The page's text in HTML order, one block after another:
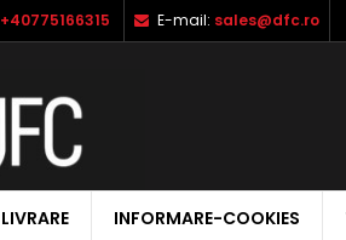
+40775166315 E-mail: sales@dfc.ro
LIVRARE INFORMARE-COOKIES